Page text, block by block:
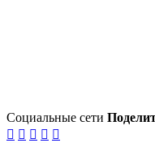
Социальные сети
    